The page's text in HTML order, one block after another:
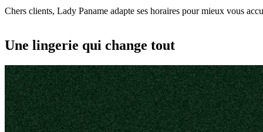
Chers clients, Lady Paname adapte ses horaires pour mieux vous
Une lingerie qui change tout